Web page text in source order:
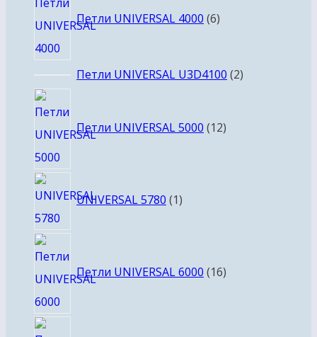
Петли UNIVERSAL 4000 6товаров
Петли UNIVERSAL U3D4100 22
Петли UNIVERSAL 5000 12товаров
UNIVERSAL 5780 1товар
Петли UNIVERSAL 6000 16товаров